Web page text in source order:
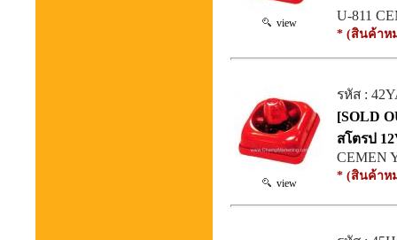
view U-811
* (สินค้าห
view
รหัส :
[SOLD
สโตรป
CEMEN
* (สินค้าห